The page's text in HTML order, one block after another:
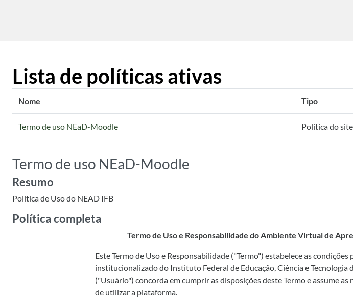
Lista de políticas ativas
Nome Tipo
Termo de uso NEaD-Moodle Política do site
Termo de uso NEaD-Moodle
Resumo
Política de Uso do NEAD IFB
Política completa
Termo de Uso e Responsabilidade do Ambiente Virtual de
Este Termo de Uso e Responsabilidade ("Termo") estabelece as
institucionalizado do Instituto Federal de Educação, Ciência e
("Usuário") concorda em cumprir as disposições deste Termo e assume
de utilizar a plataforma.